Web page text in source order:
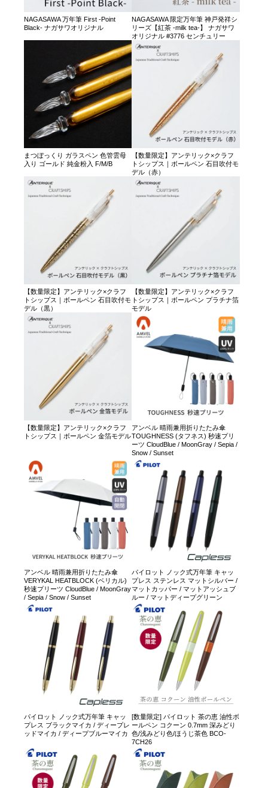
NAGASAWA 万年筆 First -Point
Black- ナガサワオリジナル
NAGASAWA 限定万年筆 神戸発祥シ
リーズ【紅茶 -milk tea-】 ナガサワ
オリジナル #3776 センチュリー
まつぼっくり ガラスペン 色管雲母
入り ゴールド 純金粉入 F/M/B
【数量限定】アンテリック×クラフ
トシップス｜ボールペン 石目吹付モ
デル（赤）
【数量限定】アンテリック×クラフ
トシップス｜ボールペン 石目吹付モ
デル（黒）
【数量限定】アンテリック×クラフ
トシップス｜ボールペン プラチナ箔
モデル
【数量限定】アンテリック×クラフ
トシップス｜ボールペン 金箔モデル
アンベル 晴雨兼用折りたたみ傘
TOUGHNESS (タフネス) 秒速プリ
ーツ CloudBlue / MoonGray / Sepia /
Snow / Sunset
アンベル 晴雨兼用折りたたみ傘
VERYKAL HEATBLOCK (ベリカル)
秒速プリーツ CloudBlue / MoonGray
/ Sepia / Snow / Sunset
パイロット ノック式万年筆 キャッ
プレス ステンレス マットシルバー /
マットカッパー / マットアッシュブ
ルー / マットディープグリーン
パイロット ノック式万年筆 キャッ
プレス ブラックマイカ / ディープレ
ッドマイカ / ディープブルーマイカ
[数量限定] パイロット 茶の恵 油性ボ
ールペン コクーン 0.7mm 深みどり
色/浅みどり色/ほうじ茶色 BCO-
7CH26